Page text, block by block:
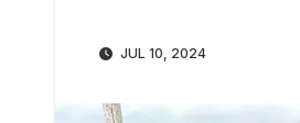
JUL 10, 2024